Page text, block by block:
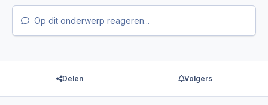
Op dit onderwerp reageren...
Delen Volgers